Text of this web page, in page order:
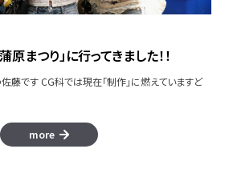
原まつり」に行ってきました！！
藤です CG科では現在「制作」に燃えていますど
more